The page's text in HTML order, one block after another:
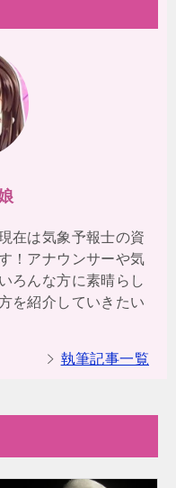
在は気象予報士の資
！アナウンサーや気
ろんな方に素晴らし
を紹介していきたい
執筆記事一覧